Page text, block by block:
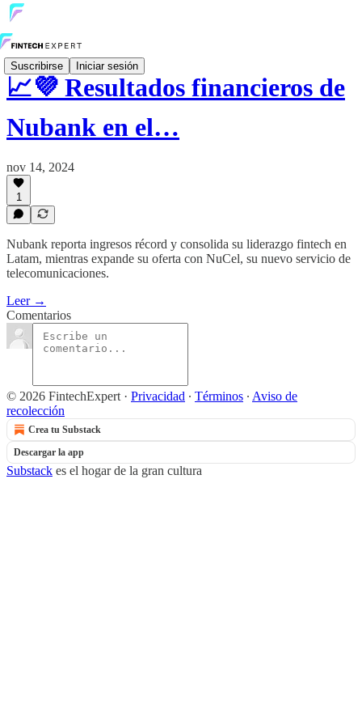
Suscribirse Iniciar sesión
📈💜 Resultados financieros de
Nubank en el…
nov 14, 2024
1
Nubank reporta ingresos récord y consolida su liderazgo fintech en
Latam, mientras expande su oferta con NuCel, su nuevo servicio de
telecomunicaciones.
Leer →
Comentarios
© 2026 FintechExpert · Privacidad ∙ Términos ∙ Aviso de
recolección
Crea tu Substack
Descargar la app
Substack es el hogar de la gran cultura